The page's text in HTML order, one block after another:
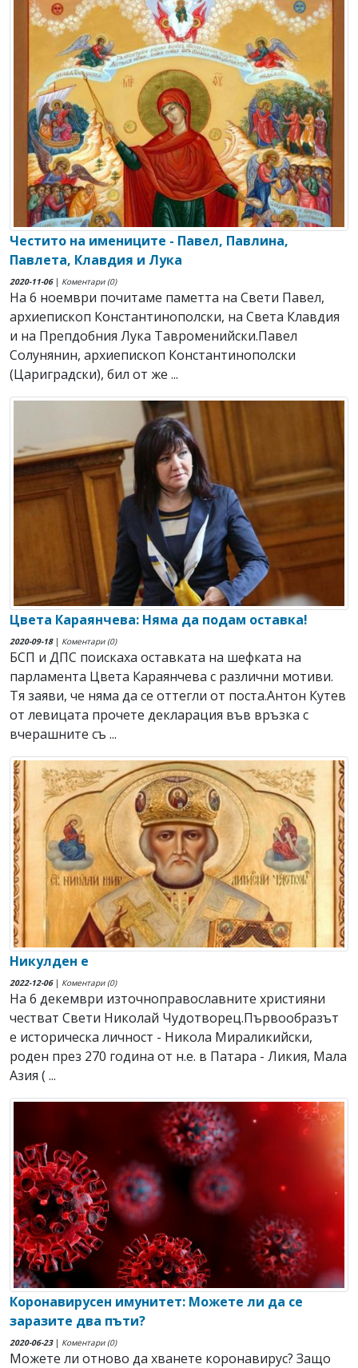
Честито на имениците - Павел, Павлина,
Павлета, Клавдия и Лука
2020-11-06| Коментари (0)
На 6 ноември почитаме паметта на Свети Павел,
архиепископ Константинополски, на Света Клавдия
и на Препдобния Лука Тавроменийски.Павел
Солунянин, архиепископ Константинополски
(Цариградски), бил от же ...
Цвета Караянчева: Няма да подам оставка!
2020-09-18| Коментари (0)
БСП и ДПС поискаха оставката на шефката на
парламента Цвета Караянчева с различни мотиви.
Тя заяви, че няма да се оттегли от поста.Антон Кутев
от левицата прочете декларация във връзка с
вчерашните съ ...
Никулден е
2022-12-06| Коментари (0)
На 6 декември източноправославните християни
честват Свeти Николай Чудотворец.Първообразът
е историческа личност - Никола Мираликийски,
роден през 270 година от н.е. в Патара - Ликия, Мала
Азия ( ...
Коронавирусен имунитет: Можете ли да се
заразите два пъти?
2020-06-23| Коментари (0)
Можете ли отново да хванете коронавирус? Защо